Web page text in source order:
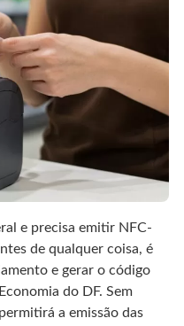
e precisa emitir NFC-
de qualquer coisa, é
e gerar o código
do DF. Sem
a emissão das